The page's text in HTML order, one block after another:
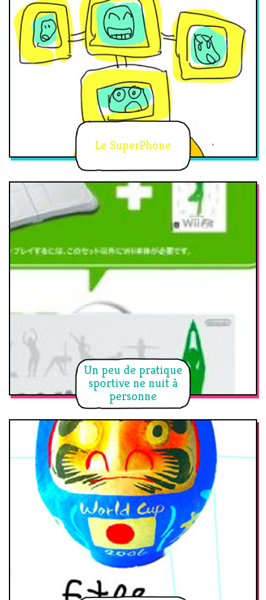
Le SuperPhone
Un peu de pratique
sportive ne nuit à
personne